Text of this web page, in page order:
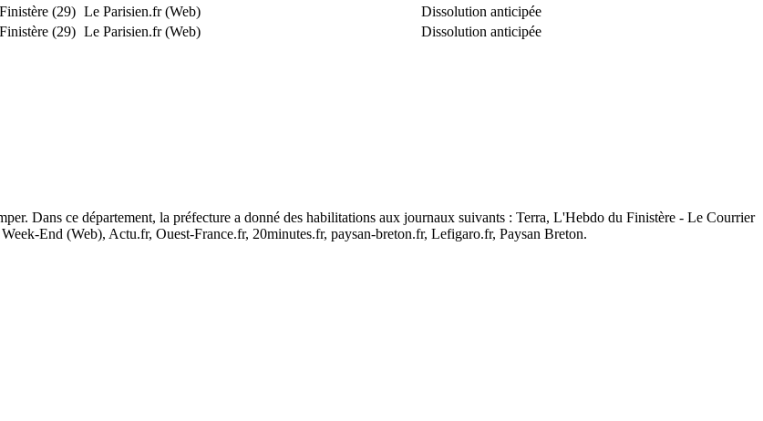
Finistère (29) Le Parisien.fr (Web)
Dissolution anticipée
Finistère (29) Le Parisien.fr (Web) Dissolution anticipée
Dans ce département, la préfecture a donné des habilitations aux journaux suivants : Terra, L'Hebdo du Finistère - Le Courrier
End (Web), Actu.fr, Ouest-France.fr, 20minutes.fr, paysan-breton.fr, Lefigaro.fr, Paysan Breton.